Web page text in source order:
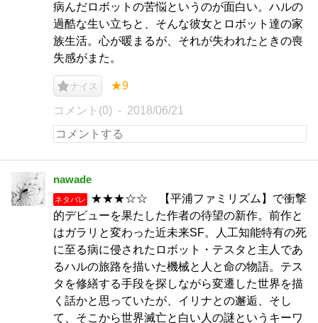
病んだロボットの苦悩というのが面白い。ハルの
過酷な生い立ちと、そんな彼女とロボット達の家
族生活。心が暖まるが、それが失われたときの喪
失感がまた。
ナイス ★9
コメント(0) 2018/06/21
nawade
ネタバレ
★★★☆☆ 【平浦ファミリズム】で衝撃
的デビューを果たした作者の待望の新作。前作と
はガラリと変わった近未来SF。人工知能特有の死
に至る病に侵されたロボット・テスタと主人であ
るハルの旅路を描いた機械と人と命の物語。テス
タを修繕する手段を探しながら変遷した世界を描
く話かと思っていたが、イリナとの邂逅、そし
て、そこから世界滅亡と白い人の謎というキーワ